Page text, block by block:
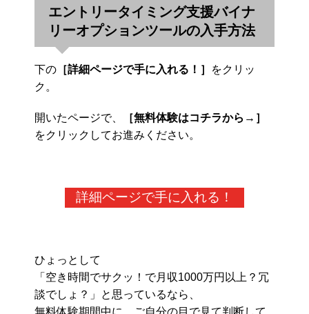
エントリータイミング支援バイナ
リーオプションツールの入手方法
下の ［詳細ページで手に入れる！］
をクリッ
ク。
開いたページで、
［無料体験はコチラから→］
をクリックしてお進みください。
詳細ページで手に入れる！
ひょっとして
「空き時間でサクッ！で月収1000万円以上？冗
談でしょ？」と思っているなら、
無料体験期間中に、ご自分の目で見て判断して